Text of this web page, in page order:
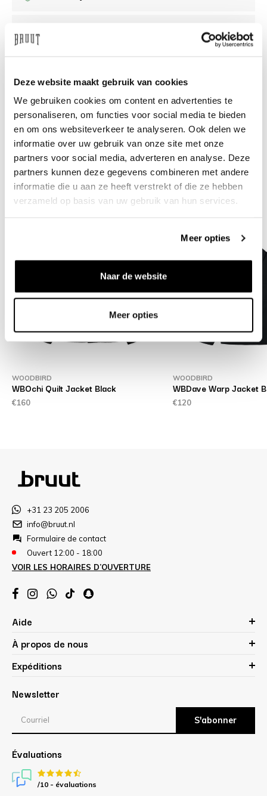
Deze website maakt gebruik van cookies
We gebruiken cookies om content en advertenties te
personaliseren, om functies voor social media te bieden
en om ons websiteverkeer te analyseren. Ook delen we
informatie over uw gebruik van onze site met onze
partners voor social media, adverteren en analyse. Deze
partners kunnen deze gegevens combineren met andere
informatie die u aan ze heeft verstrekt of die ze hebben
verzameld op basis van uw gebruik van hun services.
Meer opties
Naar de website
Meer opties
Besoin d’aide?Nous sommes là pour vous aider
info@bruut.nl Chat Whatsapp
À propos de ce produit
Livraison et retours
Produits similaires
WOODBIRD
WBOchi Quilt Jacket Black
€160
WOODBIRD
WBDave Warp Jacket
€120
+31 23 205 2006
info@bruut.nl
Formulaire de contact
Ouvert 12:00 - 18:00
VOIR LES HORAIRES D’OUVERTURE
Aide
À propos de nous
Expéditions
Newsletter
S'abonner
Évaluations
/10 - évaluations